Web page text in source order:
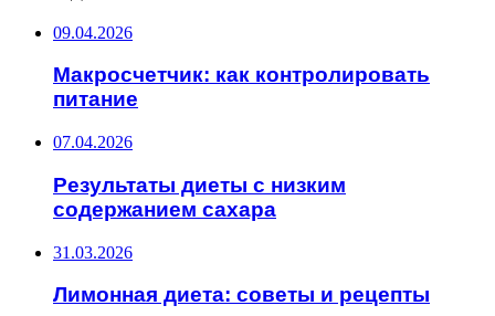
09.04.2026
Макросчетчик: как контролировать
питание
07.04.2026
Результаты диеты с низким
содержанием сахара
31.03.2026
Лимонная диета: советы и рецепты